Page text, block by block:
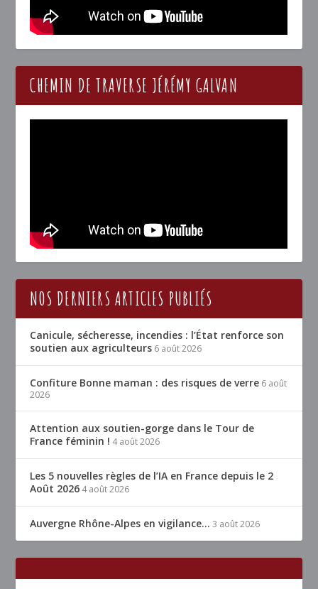
CHEMIN DE TRAVERSE JÉRÉMY GALVAN
NOS DERNIERS ARTICLES PUBLIÉS
Canicule, sécheresse, incendies : l’État renforce son
soutien aux agriculteurs 6 août 2026
Confiture Bonne maman : des risques de verre 6 août
2026
Attention aux soutien-gorge dans le Tour de
France féminin ! 4 août 2026
Les 5 nouvelles règles de l’IA en France depuis le 2
Août 2026 4 août 2026
Auvergne Rhône-Alpes en vigilance… 3 août 2026